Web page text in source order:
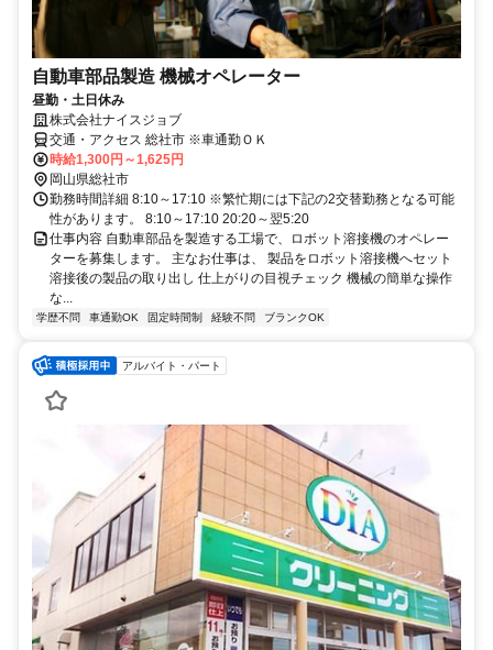
自動車部品製造 機械オペレーター
昼勤・土日休み
株式会社ナイスジョブ
交通・アクセス 総社市 ※車通勤ＯＫ
時給1,300円～1,625円
岡山県総社市
勤務時間詳細 8:10～17:10 ※繁忙期には下記の2交替勤務となる可能
性があります。 8:10～17:10 20:20～翌5:20
仕事内容 自動車部品を製造する工場で、ロボット溶接機のオペレー
ターを募集します。 主なお仕事は、 製品をロボット溶接機へセット
溶接後の製品の取り出し 仕上がりの目視チェック 機械の簡単な操作
な...
学歴不問 車通勤OK 固定時間制 経験不問 ブランクOK
アルバイト・パート